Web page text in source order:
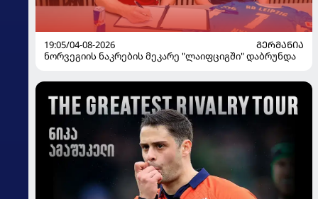
19:05/04-08-2026
ᲒᲔᲠᲛᲐᲜᲘᲐ
ნორვეგიის ნაკრების მეკარე "ლაიფციგში" დაბრუნდა